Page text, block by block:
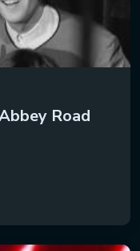
Road